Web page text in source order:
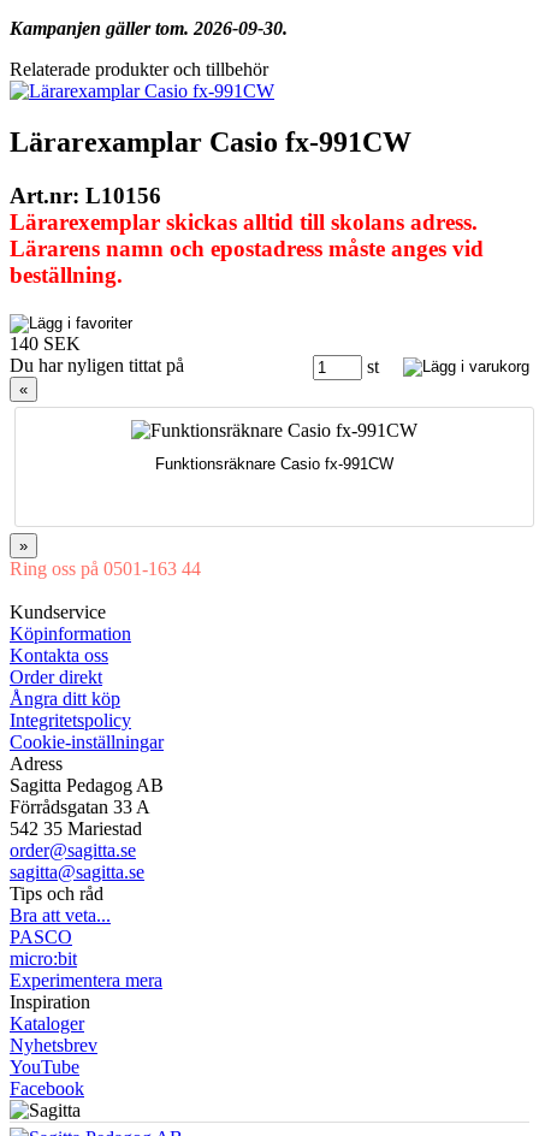
Kampanjen gäller tom. 2026-09-30.
Relaterade produkter och tillbehör
Lärarexamplar Casio fx-991CW
Art.nr: L10156
Lärarexemplar skickas alltid till skolans adress.
Lärarens namn och epostadress måste anges vid
beställning.
140 SEK
st
Du har nyligen tittat på
«
Funktionsräknare Casio fx-991CW
»
Ring oss på 0501-163 44
Kundservice
Köpinformation
Kontakta oss
Order direkt
Ångra ditt köp
Integritetspolicy
Cookie-inställningar
Adress
Sagitta Pedagog AB
Förrådsgatan 33 A
542 35 Mariestad
order@sagitta.se
sagitta@sagitta.se
Tips och råd
Bra att veta...
PASCO
micro:bit
Experimentera mera
Inspiration
Kataloger
Nyhetsbrev
YouTube
Facebook